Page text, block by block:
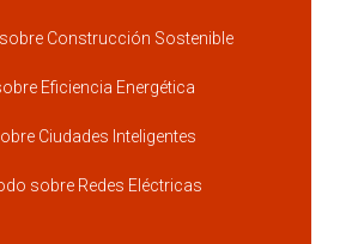
sobre Construcción Sostenible
Eficiencia Energética
Ciudades Inteligentes
sobre Redes Eléctricas